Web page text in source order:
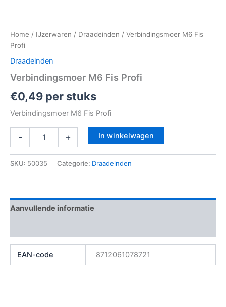
Home / IJzerwaren / Draadeinden / Verbindingsmoer M6 Fis
Profi
Draadeinden
Verbindingsmoer M6 Fis Profi
€0,49 per stuks
Verbindingsmoer M6 Fis Profi
- + In winkelwagen
SKU: 50035 Categorie: Draadeinden
Aanvullende informatie
EAN-code 8712061078721